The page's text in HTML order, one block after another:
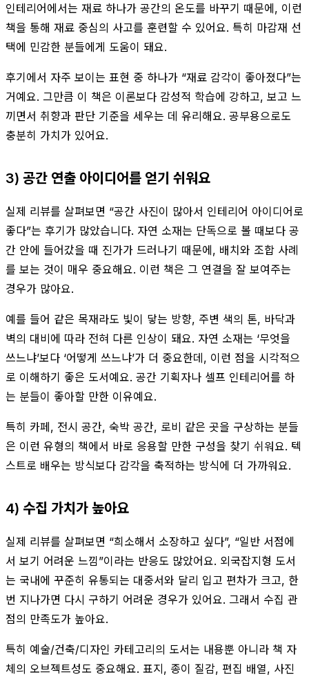
인테리어에서는 재료 하나가 공간의 온도를 바꾸기 때문에, 이런
책을 통해 재료 중심의 사고를 훈련할 수 있어요. 특히 마감재 선
택에 민감한 분들에게 도움이 돼요.
후기에서 자주 보이는 표현 중 하나가 “재료 감각이 좋아졌다”는
거예요. 그만큼 이 책은 이론보다 감성적 학습에 강하고, 보고 느
끼면서 취향과 판단 기준을 세우는 데 유리해요. 공부용으로도
충분히 가치가 있어요.
3) 공간 연출 아이디어를 얻기 쉬워요
실제 리뷰를 살펴보면 “공간 사진이 많아서 인테리어 아이디어로
좋다”는 후기가 많았습니다. 자연 소재는 단독으로 볼 때보다 공
간 안에 들어갔을 때 진가가 드러나기 때문에, 배치와 조합 사례
를 보는 것이 매우 중요해요. 이런 책은 그 연결을 잘 보여주는
경우가 많아요.
예를 들어 같은 목재라도 빛이 닿는 방향, 주변 색의 톤, 바닥과
벽의 대비에 따라 전혀 다른 인상이 돼요. 자연 소재는 ‘무엇을
쓰느냐’보다 ‘어떻게 쓰느냐’가 더 중요한데, 이런 점을 시각적으
로 이해하기 좋은 도서예요. 공간 기획자나 셀프 인테리어를 하
는 분들이 좋아할 만한 이유예요.
특히 카페, 전시 공간, 숙박 공간, 로비 같은 곳을 구상하는 분들
은 이런 유형의 책에서 바로 응용할 만한 구성을 찾기 쉬워요. 텍
스트로 배우는 방식보다 감각을 축적하는 방식에 더 가까워요.
4) 수집 가치가 높아요
실제 리뷰를 살펴보면 “희소해서 소장하고 싶다”, “일반 서점에
서 보기 어려운 느낌”이라는 반응도 많았어요. 외국잡지형 도서
는 국내에 꾸준히 유통되는 대중서와 달리 입고 편차가 크고, 한
번 지나가면 다시 구하기 어려운 경우가 있어요. 그래서 수집 관
점의 만족도가 높아요.
특히 예술/건축/디자인 카테고리의 도서는 내용뿐 아니라 책 자
체의 오브젝트성도 중요해요. 표지, 종이 질감, 편집 배열, 사진